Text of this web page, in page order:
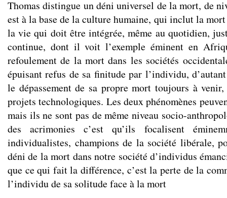
Thomas distingue un déni universel de la mort, de
est à la base de la culture humaine, qui inclut la
la vie qui doit être intégrée, même au quotidien,
continue, dont il voit l’exemple éminent en
refoulement de la mort dans les sociétés
épuisant refus de sa finitude par l’individu,
le dépassement de sa propre mort toujours à
projets technologiques. Les deux phénomènes
mais ils ne sont pas de même niveau socio-
des acrimonies c’est qu’ils focalisent
individualistes, champions de la société libérale,
déni de la mort dans notre société d’individus
que ce qui fait la différence, c’est la perte de la
l’individu de sa solitude face à la mort